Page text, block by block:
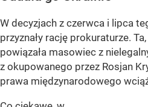
W decyzjach z czerwca i lipca
przyznały rację prokuraturze.
powiązała masowiec z
z okupowanego przez Rosjan
prawa międzynarodowego